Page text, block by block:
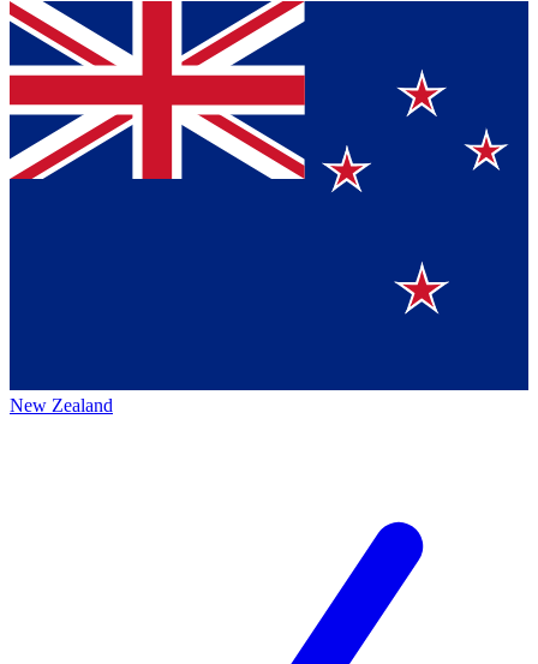
New Zealand